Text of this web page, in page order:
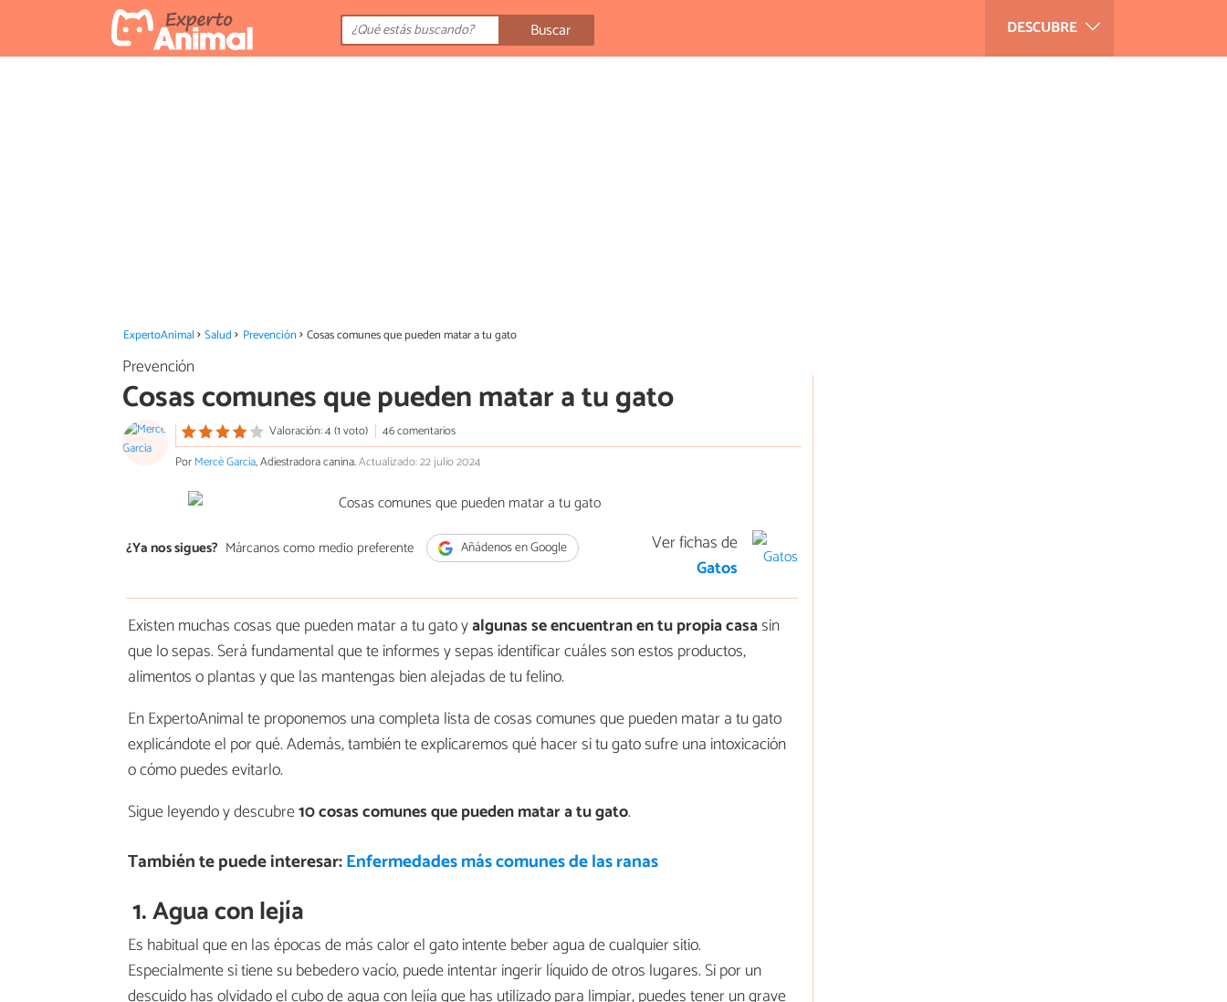
DESCUBRE
Buscar
ExpertoAnimal Salud Prevención Cosas comunes que pueden matar a tu gato
Prevención
Cosas comunes que pueden matar a tu gato
Valoración: 4 (1 voto)
46 comentarios
PorMercè Garcia, Adiestradora canina.Actualizado: 22 julio 2024
¿Ya nos sigues? Márcanos como medio preferente Añádenos en Google
Ver fichas de
Gatos
Existen muchas cosas que pueden matar a tu gato yalgunas se encuentran en tu propia casasin
que lo sepas. Será fundamental que te informes y sepas identificar cuáles son estos productos,
alimentos o plantas y que las mantengas bien alejadas de tu felino.
En ExpertoAnimal te proponemos una completa lista de cosas comunes que pueden matar a tu gato
explicándote el por qué. Además, también te explicaremos qué hacer si tu gato sufre una intoxicación
o cómo puedes evitarlo.
Sigue leyendo y descubre10 cosas comunes que pueden matar a tu gato.
También te puede interesar:Enfermedades más comunes de las ranas
1. Agua con lejía
Es habitual que en las épocas de más calor el gato intente beber agua de cualquier sitio.
Especialmente si tiene su bebedero vacío, puede intentar ingerir líquido de otros lugares. Si por un